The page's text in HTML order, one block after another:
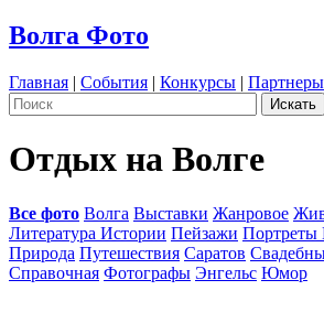
Волга Фото
Главная | События | Конкурсы | Партнеры
Отдых на Волге
Все фото Волга Выставки Жанровое
Литература Истории Пейзажи Портреты
Природа Путешествия Саратов
Справочная Фотографы Энгельс Юмор